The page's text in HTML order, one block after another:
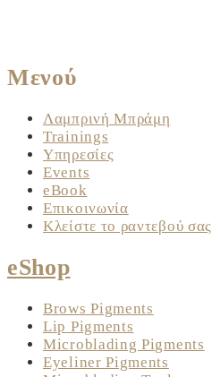
Μενού
Λαμπρινή Μπράμη
Trainings
Υπηρεσίες
Events
eBook
Επικοινωνία
Κλείστε το ραντεβού σας
eShop
Brows Pigments
Lip Pigments
Microblading Pigments
Eyeliner Pigments